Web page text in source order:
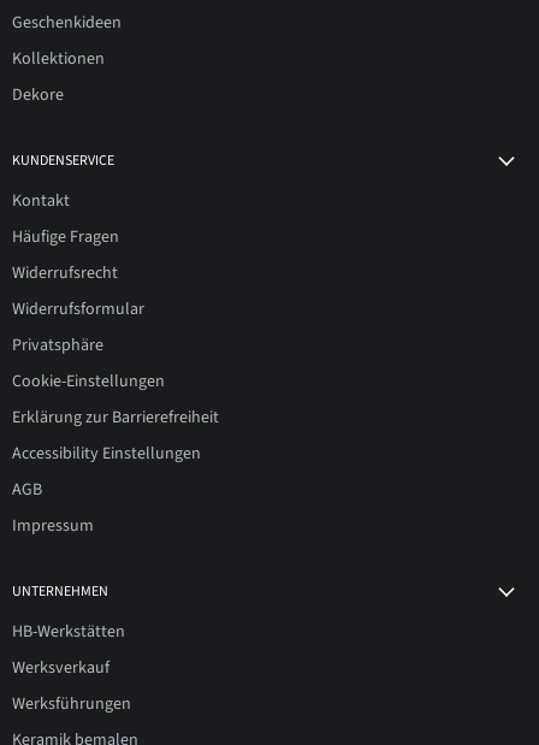
Geschenkideen
Kollektionen
Dekore
KUNDENSERVICE
Kontakt
Häufige Fragen
Widerrufsrecht
Widerrufsformular
Privatsphäre
Cookie-Einstellungen
Erklärung zur Barrierefreiheit
Accessibility Einstellungen
AGB
Impressum
UNTERNEHMEN
HB-Werkstätten
Werksverkauf
Werksführungen
Keramik bemalen